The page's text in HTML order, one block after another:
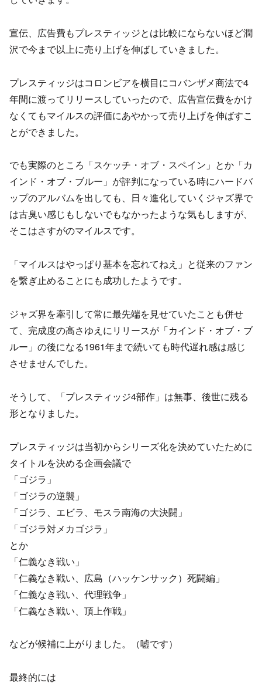
宣伝、広告費もプレスティッジとは比較にならないほど潤
沢で今まで以上に売り上げを伸ばしていきました。
プレスティッジはコロンビアを横目にコバンザメ商法で4
年間に渡ってリリースしていったので、広告宣伝費をかけ
なくてもマイルスの評価にあやかって売り上げを伸ばすこ
とができました。
でも実際のところ「スケッチ・オブ・スペイン」とか「カ
インド・オブ・ブルー」が評判になっている時にハードバ
ップのアルバムを出しても、日々進化していくジャズ界で
は古臭い感じもしないでもなかったような気もしますが、
そこはさすがのマイルスです。
「マイルスはやっぱり基本を忘れてねえ」と従来のファン
を繋ぎ止めることにも成功したようです。
ジャズ界を牽引して常に最先端を見せていたことも併せ
て、完成度の高さゆえにリリースが「カインド・オブ・ブ
ルー」の後になる1961年まで続いても時代遅れ感は感じ
させませんでした。
そうして、「プレスティッジ4部作」は無事、後世に残る
形となりました。
プレスティッジは当初からシリーズ化を決めていたために
タイトルを決める企画会議で
「ゴジラ」
「ゴジラの逆襲」
「ゴジラ、エビラ、モスラ南海の大決闘」
「ゴジラ対メカゴジラ」
とか
「仁義なき戦い」
「仁義なき戦い、広島（ハッケンサック）死闘編」
「仁義なき戦い、代理戦争」
「仁義なき戦い、頂上作戦」
などが候補に上がりました。（嘘です）
最終的には